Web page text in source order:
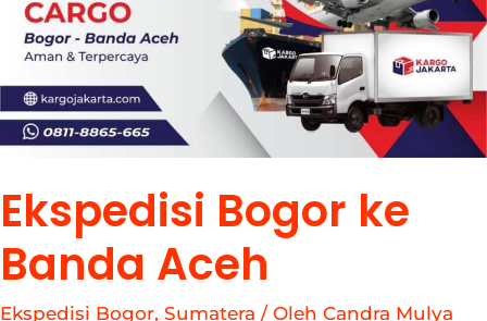
Ekspedisi Bogor ke
Banda Aceh
Ekspedisi Bogor, Sumatera / Oleh Candra Mulya
Banda
Aceh